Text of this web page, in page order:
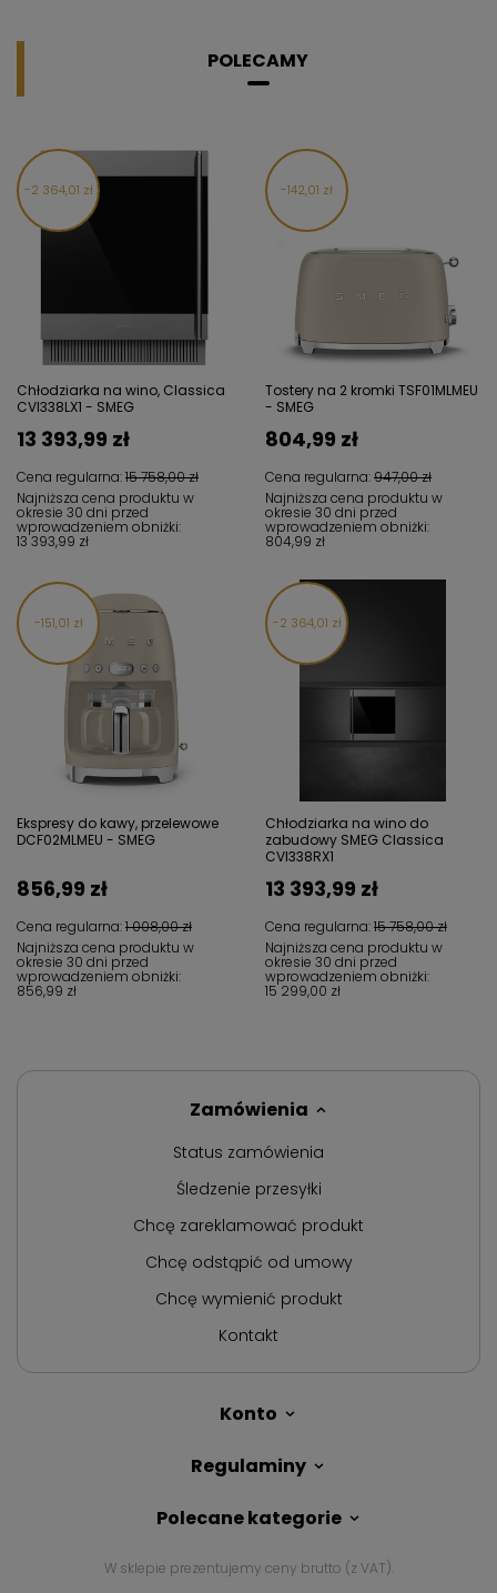
POLECAMY
2 364,01 zł
Chłodziarka na wino, Classica
CVI338LX1 - SMEG
Cena regularna:15 758,00 zł
13 393,99 zł
Najniższa cena produktu w
okresie 30 dni przed
wprowadzeniem obniżki:
13 393,99 zł
142,01 zł
Tostery na 2 kromki TSF01MLMEU
- SMEG
Cena regularna:947,00 zł
804,99 zł
Najniższa cena produktu w
okresie 30 dni przed
wprowadzeniem obniżki:
804,99 zł
151,01 zł
Ekspresy do kawy, przelewowe
DCF02MLMEU - SMEG
Cena regularna:1 008,00 zł
856,99 zł
Najniższa cena produktu w
okresie 30 dni przed
wprowadzeniem obniżki:
856,99 zł
2 364,01 zł
Chłodziarka na wino do
zabudowy SMEG Classica
CVI338RX1
Cena regularna:15 758,00 zł
13 393,99 zł
Najniższa cena produktu w
okresie 30 dni przed
wprowadzeniem obniżki:
15 299,00 zł
Zamówienia
Status zamówienia
Śledzenie przesyłki
Chcę zareklamować produkt
Chcę odstąpić od umowy
Chcę wymienić produkt
Kontakt
Konto
Regulaminy
Polecane kategorie
W sklepie prezentujemy ceny brutto (z VAT).